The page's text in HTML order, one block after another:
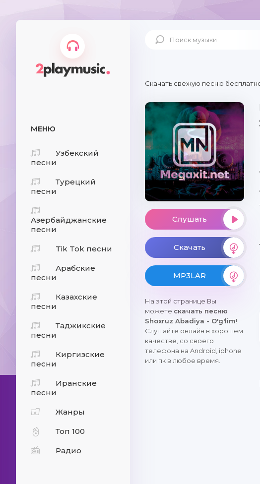
МЕНЮ
Узбекский
песни
Турецкий
песни
Азербайджанские
песни
Tik Tok песни
Арабские
песни
Казахские
песни
Таджикские
песни
Киргизские
песни
Иранские
песни
Жанры
Топ 100
Радио
Скачать свежую песню
Слушать
Скачать
MP3LAR
На этой странице Вы
можете скачать песню
Shoxruz Abadiya - O'g'lim!.
Слушайте онлайн в хорошем
качестве, со своего
телефона на Android, iphone
или пк в любое время.